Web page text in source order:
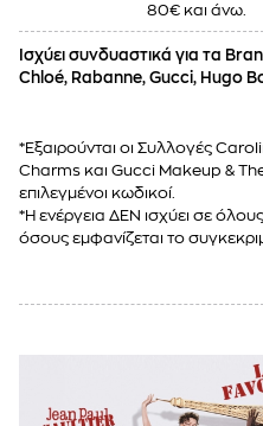
80€ και άνω.
Ισχύει συνδυαστικά για τα
Chloé, Rabanne, Gucci, Hugo
*Εξαιρούνται οι Συλλογές
Charms και Gucci Makeup &
επιλεγμένοι κωδικοί.
*Η ενέργεια ΔΕΝ ισχύει σε
όσους εμφανίζεται το